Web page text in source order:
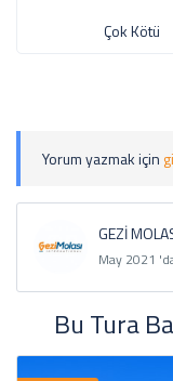
Çok Kötü
Yorum yazmak için
GEZİ
May 2021
Bu Tura